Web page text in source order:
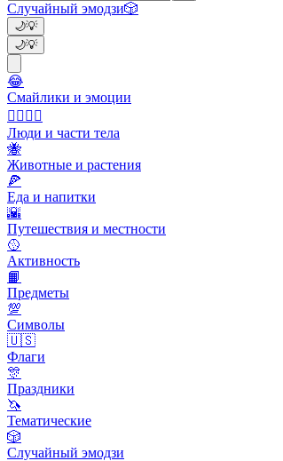
Случайный эмодзи🎲
🌙💡
🌙💡
😂
Смайлики и эмоции
👩‍❤️‍💋‍👨
Люди и части тела
🐝
Животные и растения
🍕
Еда и напитки
🌇
Путешествия и местности
🥎
Активность
📙
Предметы
💯
Символы
🇺🇸
Флаги
🎊
Праздники
🦄
Тематические
🎲
Случайный эмодзи